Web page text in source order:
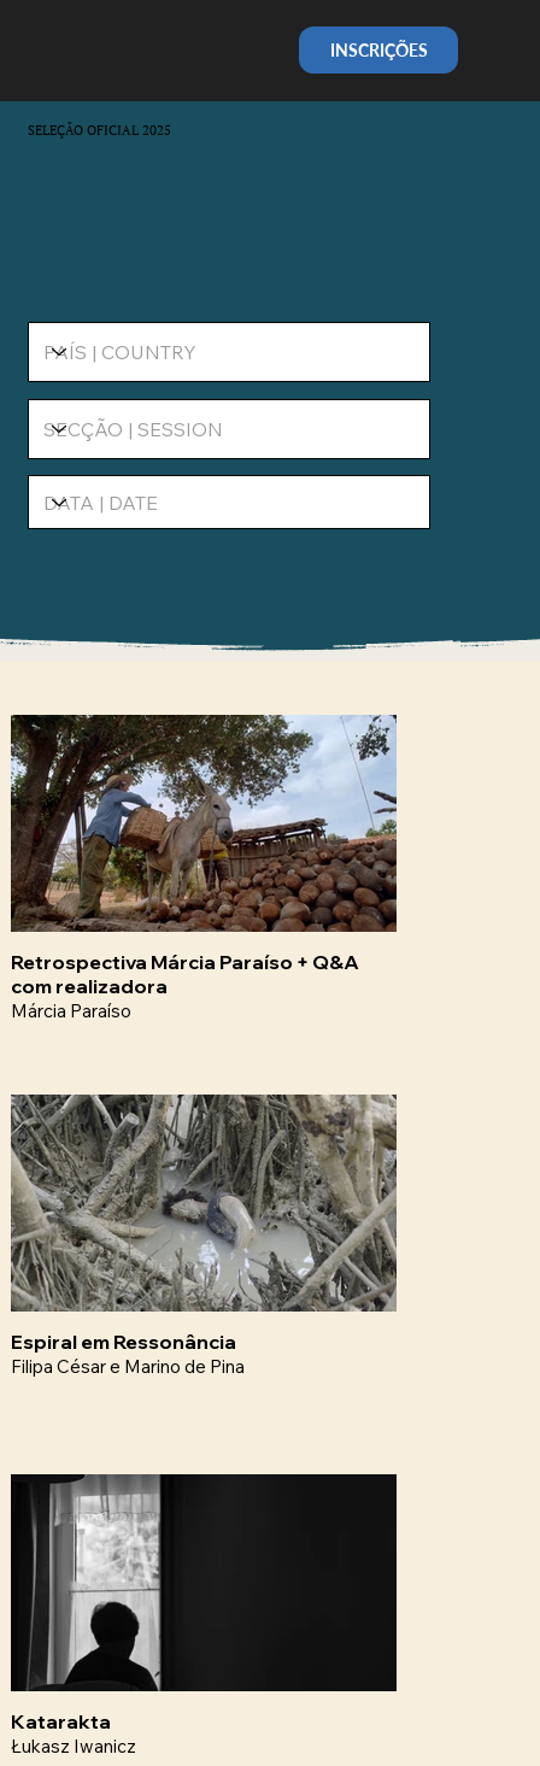
INSCRIÇÕES
SELEÇÃO OFICIAL 2025
Retrospectiva Márcia Paraíso + Q&A
com realizadora
Márcia Paraíso
Espiral em Ressonância
Filipa César e Marino de Pina
Katarakta
Łukasz Iwanicz